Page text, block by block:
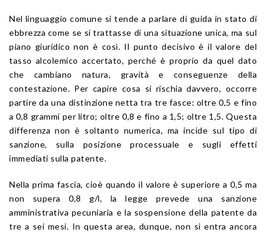
Nel linguaggio comune si tende a parlare di guida in stato di
ebbrezza come se si trattasse di una situazione unica, ma sul
piano giuridico non è così. Il punto decisivo è il valore del
tasso alcolemico accertato, perché è proprio da quel dato
che cambiano natura, gravità e conseguenze della
contestazione. Per capire cosa si rischia davvero, occorre
partire da una distinzione netta tra tre fasce: oltre 0,5 e fino
a 0,8 grammi per litro; oltre 0,8 e fino a 1,5; oltre 1,5. Questa
differenza non è soltanto numerica, ma incide sul tipo di
sanzione, sulla posizione processuale e sugli effetti
immediati sulla patente.
Nella prima fascia, cioè quando il valore è superiore a 0,5 ma
non supera 0,8 g/l, la legge prevede una sanzione
amministrativa pecuniaria e la sospensione della patente da
tre a sei mesi. In questa area, dunque, non si entra ancora